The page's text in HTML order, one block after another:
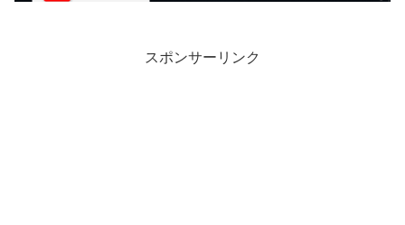
スポンサーリンク